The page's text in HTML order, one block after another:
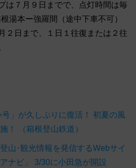
は７月９日までで、点灯時間は毎
湯本ー強羅間（途中下車不可）
２日まで、１日１往復または２往
」が久しぶりに復活！ 初夏の風
！ （箱根登山鉄道）
山･観光情報を発信するWebサイ
ナビ」 3/30に小田急が開設